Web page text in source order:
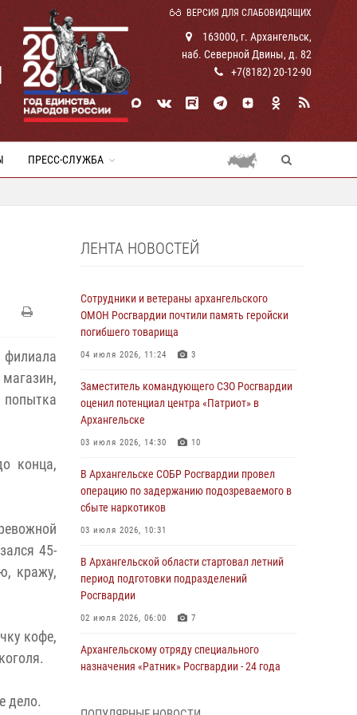
ВЕРСИЯ ДЛЯ СЛАБОВИДЯЩИХ
163000, г. Архангельск,
наб. Северной Двины, д. 82
+7(8182) 20-12-90
ПРЕСС-СЛУЖБА
конца,
45-
кражу,
кофе,
дело.
ЛЕНТА НОВОСТЕЙ
Сотрудники и ветераны архангельского
ОМОН Росгвардии почтили память геройски
погибшего товарища
04 июля 2026, 11:24 3
Заместитель командующего СЗО Росгвардии
оценил потенциал центра «Патриот» в
Архангельске
03 июля 2026, 14:30 10
В Архангельске СОБР Росгвардии провел
операцию по задержанию подозреваемого в
сбыте наркотиков
03 июля 2026, 10:31
В Архангельской области стартовал летний
период подготовки подразделений
Росгвардии
02 июля 2026, 06:00 7
Архангельскому отряду специального
назначения «Ратник» Росгвардии - 24 года